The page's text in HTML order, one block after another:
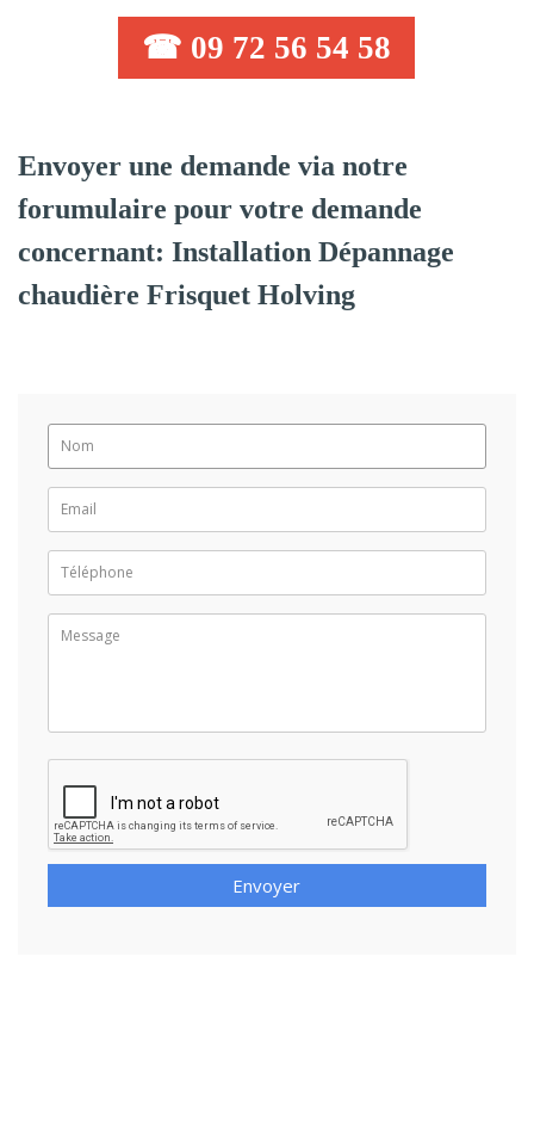
☎ 09 72 56 54 58
Envoyer une demande via notre
forumulaire pour votre demande
concernant: Installation Dépannage
chaudière Frisquet Holving
Envoyer